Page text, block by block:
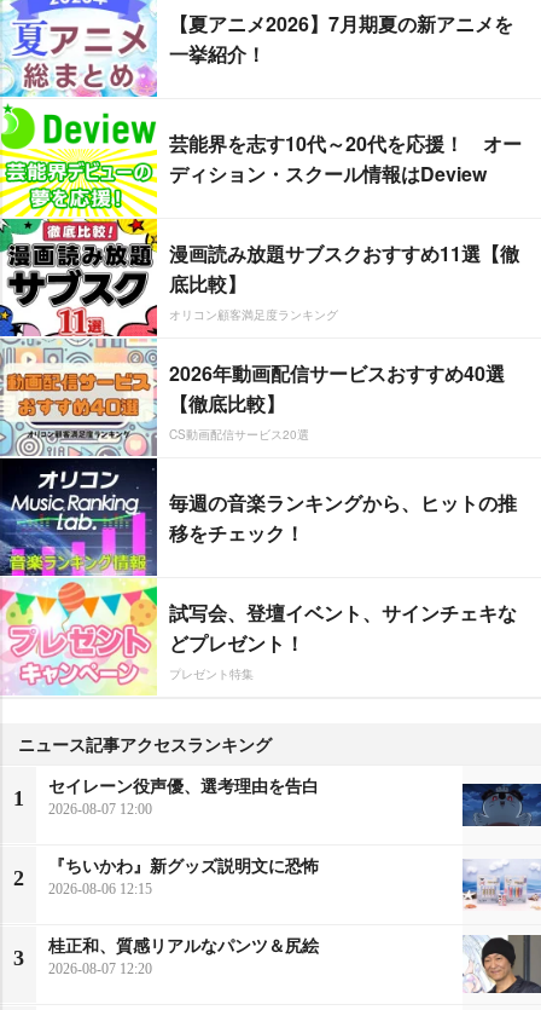
【夏アニメ2026】7月期夏の新アニメを
一挙紹介！
芸能界を志す10代～20代を応援！ オー
ディション・スクール情報はDeview
漫画読み放題サブスクおすすめ11選【徹
底比較】
オリコン顧客満足度ランキング
2026年動画配信サービスおすすめ40選
【徹底比較】
CS動画配信サービス20選
毎週の音楽ランキングから、ヒットの推
移をチェック！
試写会、登壇イベント、サインチェキな
どプレゼント！
プレゼント特集
ニュース記事アクセスランキング
1
セイレーン役声優、選考理由を告白
2026-08-07 12:00
2
『ちいかわ』新グッズ説明文に恐怖
2026-08-06 12:15
3
桂正和、質感リアルなパンツ＆尻絵
2026-08-07 12:20